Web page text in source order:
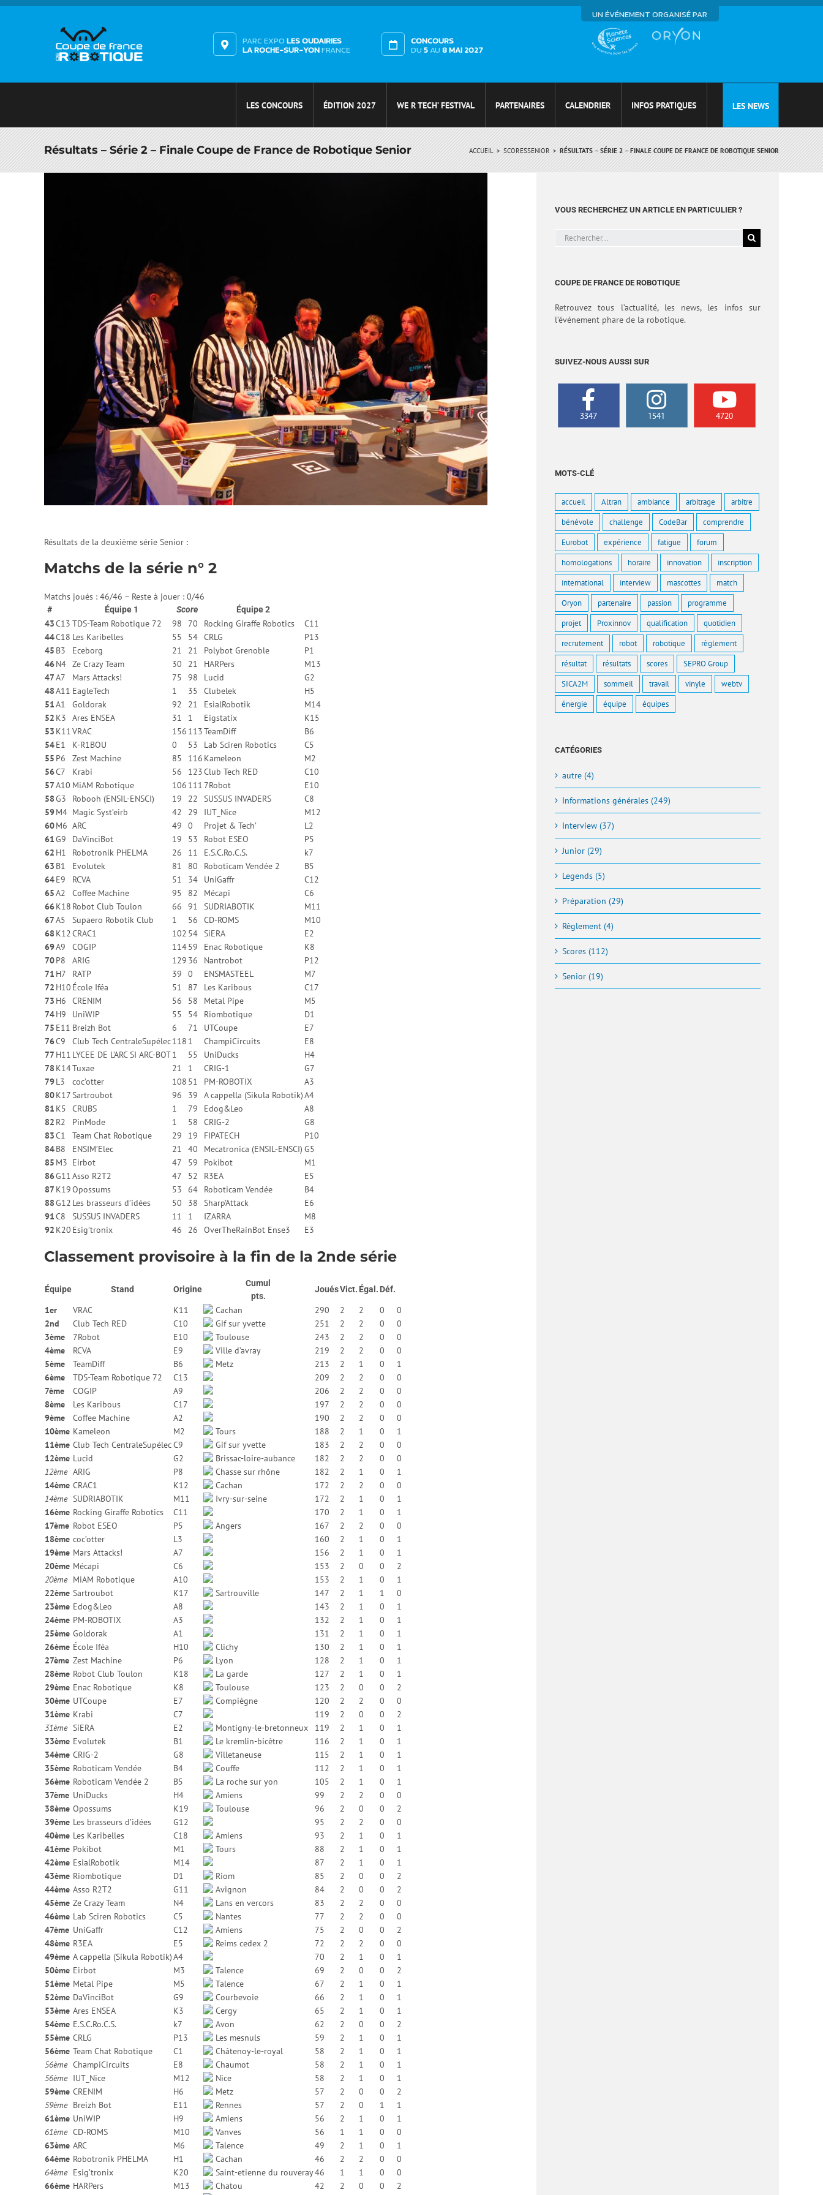
Passer
UN ÉVÉNEMENT ORGANISÉ PAR
PARC EXPO LES OUDAIRIES
LA ROCHE-SUR-YONFRANCE
CONCOURS
DU 5AU 8 MAI 2027
LES CONCOURS ÉDITION 2027 WE R TECH’ FESTIVAL PARTENAIRES CALENDRIER INFOS PRATIQUES LES NEWS
Résultats – Série 2 – Finale Coupe de France de Robotique Senior ACCUEIL SCORESSENIOR RÉSULTATS – SÉRIE 2 – FINALE COUPE DE FRANCE DE ROBOTIQUE SENIOR
Résultats de la deuxième série Senior :
Matchs de la série n° 2
Matchs joués : 46/46 – Reste à jouer : 0/46
# Équipe 1 Score Équipe 2
43C13 TDS-Team Robotique 72 98 70 Rocking Giraffe Robotics
C11
44C18 Les Karibelles 55 54 CRLG
P13
45 B3 Eceborg 21 21 Polybot Grenoble
P1
46N4 Ze Crazy Team 30 21 HARPers
M13
47A7 Mars Attacks! 75 98 Lucid
G2
48A11 EagleTech 1 35 Clubelek
H5
51A1 Goldorak 92 21 EsialRobotik
M14
52 K3 Ares ENSEA 31 1 Eigstatix
K15
53 K11VRAC 156 113TeamDiff
B6
54E1 K-R1BOU 0 53 Lab Sciren Robotics
C5
55 P6 Zest Machine 85 116 Kameleon
M2
56C7 Krabi 56 123Club Tech RED
C10
57A10 MiAM Robotique 106 1117Robot
E10
58G3 Robooh (ENSIL-ENSCI) 19 22 SUSSUS INVADERS
C8
59M4 Magic Syst’eirb 42 29 IUT_Nice
M12
60M6 ARC 49 0 Projet & Tech’
L2
61G9 DaVinciBot 19 53 Robot ESEO
P5
62 H1 Robotronik PHELMA 26 11 E.S.C.Ro.C.S.
k7
63 B1 Evolutek 81 80 Roboticam Vendée 2
B5
64E9 RCVA 51 34 UniGaffr
C12
65A2 Coffee Machine 95 82 Mécapi
C6
66K18 Robot Club Toulon 66 91 SUDRIABOTIK
M11
67A5 Supaero Robotik Club 1 56 CD-ROMS
M10
68 K12CRAC1 102 54 SiERA
E2
69A9 COGIP 11459 Enac Robotique
K8
70P8 ARIG 129 36 Nantrobot
P12
71 H7 RATP 39 0 ENSMASTEEL
M7
72 H10 École Iféa 51 87 Les Karibous
C17
73 H6 CRENIM 56 58 Metal Pipe
M5
74H9 UniWIP 55 54 Riombotique
D1
75 E11 Breizh Bot 6 71 UTCoupe
E7
76C9 Club Tech CentraleSupélec118 1 ChampiCircuits
E8
77 H11 LYCEE DE L’ARC SI ARC-BOT1 55 UniDucks
H4
78 K14Tuxae 21 1 CRIG-1
G7
79L3 coc’otter 108 51 PM-ROBOTIX
A3
80K17Sartroubot 96 39 A cappella (Sikula Robotik)A4
81 K5 CRUBS 1 79 Edog&Leo
A8
82 R2 PinMode 1 58 CRIG-2
G8
83C1 Team Chat Robotique 29 19 FIPATECH
P10
84B8 ENSIM’Elec 21 40 Mecatronica (ENSIL-ENSCI) G5
85 M3 Eirbot 47 59 Pokibot
M1
86G11Asso R2T2 47 52 R3EA
E5
87 K19Opossums 53 64 Roboticam Vendée
B4
88G12 Les brasseurs d’idées 50 38 Sharp’Attack
E6
91C8 SUSSUS INVADERS 11 1 IZARRA
M8
92 K20 Esig’tronix 46 26 OverTheRainBot Ense3 E3
Classement provisoire à la fin de la 2nde série
Équipe Stand Origine
Cumul
pts.
JouésVict. Égal. Déf.
1er VRAC K11 Cachan 290 2 2 0
0
2nd
Club Tech RED C10 Gif sur yvette 251 2 2 0
0
3ème
7Robot E10 Toulouse 243 2 2 0
0
4ème
RCVA E9 Ville d’avray 219 2 2 0
0
5ème
TeamDiff B6 Metz 213 2 1 0
1
6ème
TDS-Team Robotique 72 C13 209 2 2 0
0
7ème
COGIP A9 206 2 2 0
0
8ème
Les Karibous C17 197 2 2 0
0
9ème
Coffee Machine A2 190 2 2 0
0
10ème Kameleon M2 Tours 188 2 1 0
1
11ème Club Tech CentraleSupélecC9 Gif sur yvette 183 2 2 0
0
12ème Lucid G2 Brissac-loire-aubance 182 2 2 0
0
12ème ARIG P8 Chasse sur rhône 182 2 1 0
1
14ème CRAC1 K12 Cachan 172 2 2 0
0
14ème SUDRIABOTIK M11 Ivry-sur-seine 172 2 1 0
1
16ème Rocking Giraffe Robotics C11 170 2 1 0
1
17ème Robot ESEO P5 Angers 167 2 2 0
0
18ème coc’otter L3 160 2 1 0
1
19ème Mars Attacks! A7 156 2 1 0
1
20ème Mécapi C6 153 2 0 0
2
20ème MiAM Robotique A10 153 2 1 0
1
22ème Sartroubot K17 Sartrouville 147 2 1 1
0
23ème Edog&Leo A8 143 2 1 0
1
24ème PM-ROBOTIX A3 132 2 1 0
1
25ème Goldorak A1 131 2 1 0
1
26ème École Iféa H10 Clichy 130 2 1 0
1
27ème Zest Machine P6 Lyon 128 2 1 0
1
28ème Robot Club Toulon K18 La garde 127 2 1 0
1
29ème Enac Robotique K8 Toulouse 123 2 0 0
2
30ème UTCoupe E7 Compiègne 120 2 2 0
0
31ème Krabi C7 119 2 0 0
2
31ème SiERA E2 Montigny-le-bretonneux 119 2 1 0
1
33ème Evolutek B1 Le kremlin-bicêtre 116 2 1 0
1
34ème CRIG-2 G8 Villetaneuse 115 2 1 0
1
35ème Roboticam Vendée B4 Couffe 112 2 1 0
1
36ème Roboticam Vendée 2 B5 La roche sur yon 105 2 1 0
1
37ème UniDucks H4 Amiens 99 2 2 0
0
38ème Opossums K19 Toulouse 96 2 0 0
2
39ème Les brasseurs d’idées G12 95 2 2 0
0
40ème Les Karibelles C18 Amiens 93 2 1 0
1
41ème Pokibot M1 Tours 88 2 1 0
1
42ème EsialRobotik M14 87 2 1 0
1
43ème Riombotique D1 Riom 85 2 0 0
2
44ème Asso R2T2 G11 Avignon 84 2 0 0
2
45ème Ze Crazy Team N4 Lans en vercors 83 2 2 0
0
46ème Lab Sciren Robotics C5 Nantes 77 2 2 0
0
47ème UniGaffr C12 Amiens 75 2 0 0
2
48ème R3EA E5 Reims cedex 2 72 2 2 0
0
49ème A cappella (Sikula Robotik)A4 70 2 1 0
1
50ème Eirbot M3 Talence 69 2 0 0
2
51ème Metal Pipe M5 Talence 67 2 1 0
1
52ème DaVinciBot G9 Courbevoie 66 2 1 0
1
53ème Ares ENSEA K3 Cergy 65 2 1 0
1
54ème E.S.C.Ro.C.S. k7 Avon 62 2 0 0
2
55ème CRLG P13 Les mesnuls 59 2 1 0
1
56ème Team Chat Robotique C1 Châtenoy-le-royal 58 2 1 0
1
56ème ChampiCircuits E8 Chaumot 58 2 1 0
1
56ème IUT_Nice M12 Nice 58 2 1 0
1
59ème CRENIM H6 Metz 57 2 0 0
2
59ème Breizh Bot E11 Rennes 57 2 0 1
1
61ème UniWIP H9 Amiens 56 2 1 0
1
61ème CD-ROMS M10 Vanves 56 1 1 0
0
63ème ARC M6 Talence 49 2 1 0
1
64ème Robotronik PHELMA H1 Cachan 46 2 2 0
0
64ème Esig’tronix K20 Saint-etienne du rouveray46 1 1 0
0
66ème HARPers M13 Chatou 42 2 0 0
2
VOUS RECHERCHEZ UN ARTICLE EN PARTICULIER ?
Rechercher:
COUPE DE FRANCE DE ROBOTIQUE
Retrouvez tous l’actualité, les news, les infos sur
l’événement phare de la robotique.
SUIVEZ-NOUS AUSSI SUR
3347 1541 4720
MOTS-CLÉ
accueil Altran ambiance arbitrage arbitre
bénévole challenge CodeBar comprendre
Eurobot expérience fatigue forum
homologations horaire innovation inscription
international interview mascottes match
Oryon partenaire passion programme
projet Proxinnov qualification quotidien
recrutement robot robotique règlement
résultat résultats scores SEPRO Group
SICA2M sommeil travail vinyle webtv
énergie équipe équipes
CATÉGORIES
autre (4)
Informations générales (249)
Interview (37)
Junior (29)
Legends (5)
Préparation (29)
Règlement (4)
Scores (112)
Senior (19)